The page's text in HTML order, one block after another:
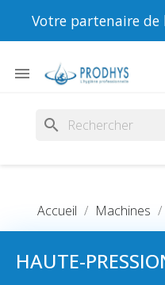
Votre partenaire de

search
Accueil Machines
HAUTE-